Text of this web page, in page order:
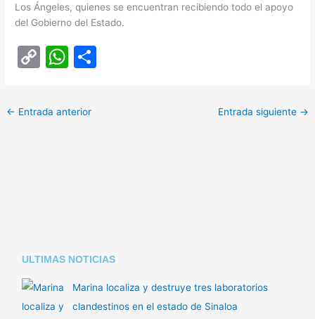
Los Ángeles, quienes se encuentran recibiendo todo el apoyo
del Gobierno del Estado.
C
p
y
W
at
s
← Entrada anterior Entrada siguiente →
ULTIMAS NOTICIAS
Marina localiza y destruye tres laboratorios
clandestinos en el estado de Sinaloa